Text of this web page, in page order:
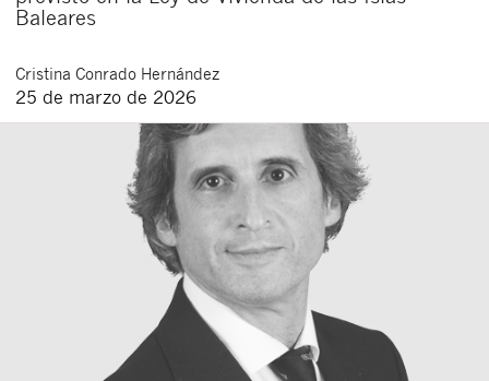
Baleares
Cristina Conrado Hernández
25 de marzo de 2026